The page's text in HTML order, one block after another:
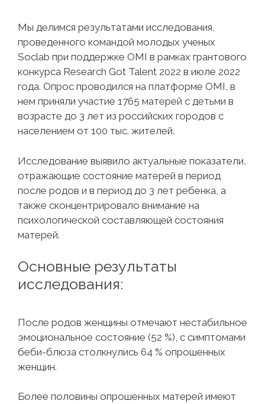
Мы делимся результатами исследования,
проведенного командой молодых ученых
Soclab при поддержке OMI в рамках грантового
конкурса Research Got Talent 2022 в июле 2022
года. Опрос проводился на платформе OMI, в
нем приняли участие 1765 матерей с детьми в
возрасте до 3 лет из российских городов с
населением от 100 тыс. жителей.
Исследование выявило актуальные показатели,
отражающие состояние матерей в период
после родов и в период до 3 лет ребенка, а
также сконцентрировало внимание на
психологической составляющей состояния
матерей.
Основные результаты
исследования:
После родов женщины отмечают нестабильное
эмоциональное состояние (52 %), с симптомами
беби-блюза столкнулись 64 % опрошенных
женщин.
Более половины опрошенных матерей имеют